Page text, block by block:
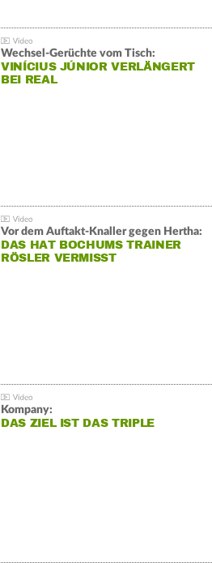
Wechsel-Gerüchte vom Tisch:
VINÍCIUS JÚNIOR VERLÄNGERT
BEI REAL
Vor dem Auftakt-Knaller gegen Hertha:
DAS HAT BOCHUMS TRAINER
RÖSLER VERMISST
Kompany:
DAS ZIEL IST DAS TRIPLE